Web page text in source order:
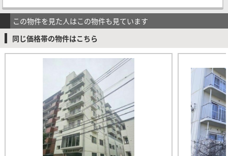
この物件を見た人はこの物件も見ています
同じ価格帯の物件はこちら